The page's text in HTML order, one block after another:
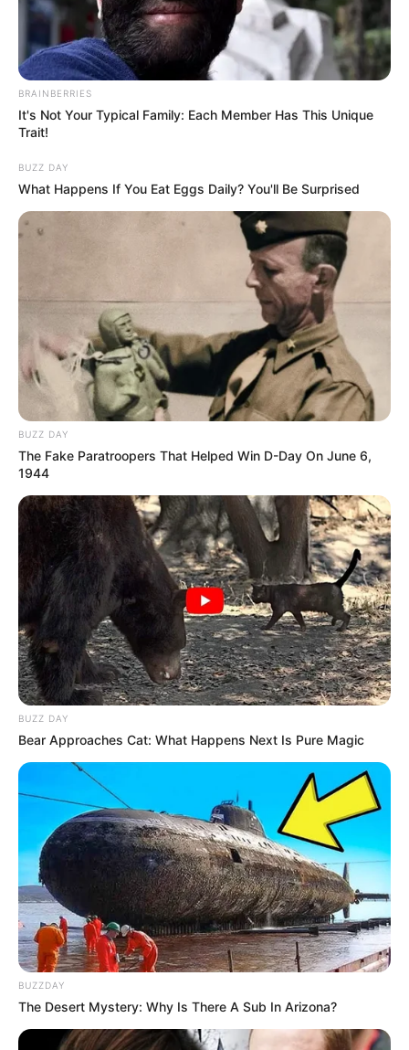
HANDICAP D’ANGERS LOIRE PRONOSTIC
PMU 21-05-2024
Pronostic PMU et bruits d’écuries du
Tiercé Quinté du jour pour le
HANDICAP D’ANGERS LOIRE
METROPOLE ce 21 Mai 2024
Tiercé Quinté du jour dans la réunion n°1 sur l’hippodrome
d’Angers – HANDICAP D’ANGERS LOIRE METROPOLE.
Course de Plat, pour un parcours de 2300 mètres.
Le Quinté du jour ce sont 16 Partants au départ de ce
Tiercé Quinté.
Base Prono, Bruit d’écurie et coup de Poker
pour un couplé ou 2sur4 dans le HANDICAP
BRAINBERRIES
It's Not Your Typical Family: Each Member Has This Unique
Trait!
BUZZ DAY
What Happens If You Eat Eggs Daily? You'll Be Surprised
BUZZ DAY
The Fake Paratroopers That Helped Win D-Day On June 6,
1944
BUZZ DAY
Bear Approaches Cat: What Happens Next Is Pure Magic
BUZZDAY
The Desert Mystery: Why Is There A Sub In Arizona?